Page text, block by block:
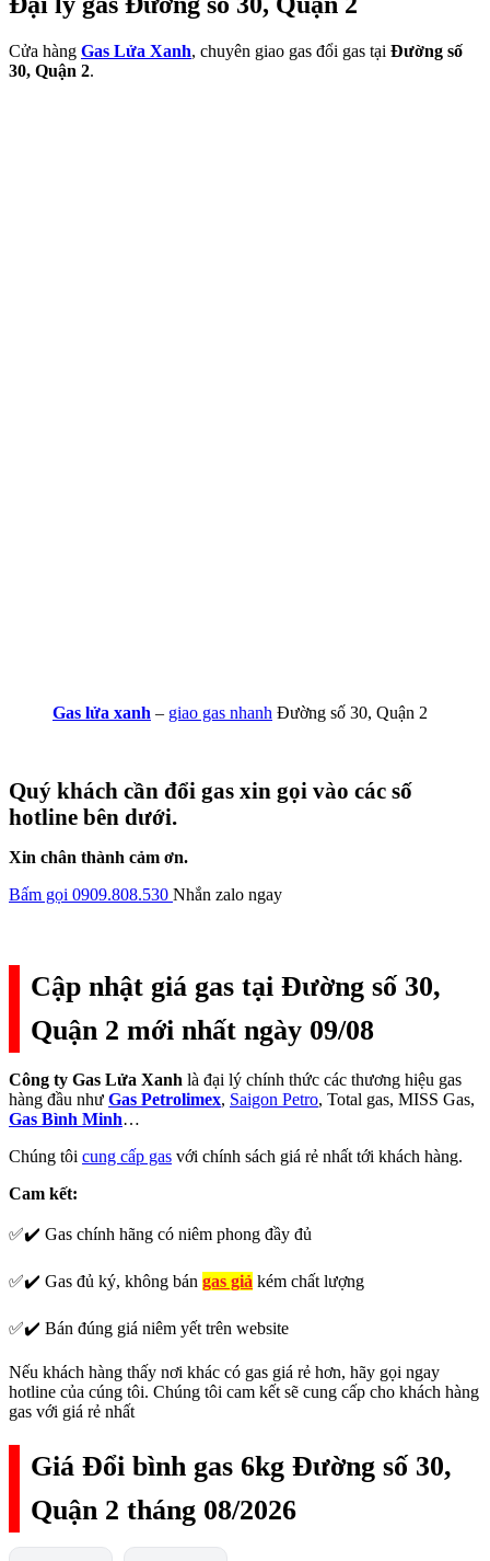
Cửa hàng Gas Lửa Xanh, chuyên giao gas đổi gas tại Đường số
30, Quận 2.
Gas lửa xanh – giao gas nhanh Đường số 30, Quận 2
Quý khách cần đổi gas xin gọi vào các số
hotline bên dưới.
Xin chân thành cảm ơn.
Bấm gọi 0909.808.530 Nhắn zalo ngay
Cập nhật giá gas tại Đường số 30,
Quận 2 mới nhất ngày 09/08
Công ty Gas Lửa Xanh là đại lý chính thức các thương hiệu gas
hàng đầu như Gas Petrolimex, Saigon Petro, Total gas, MISS Gas,
Gas Bình Minh…
Chúng tôi cung cấp gas với chính sách giá rẻ nhất tới khách hàng.
Cam kết:
✅✔️ Gas chính hãng có niêm phong đầy đủ
✅✔️ Gas đủ ký, không bán gas giả kém chất lượng
✅✔️ Bán đúng giá niêm yết trên website
Nếu khách hàng thấy nơi khác có gas giá rẻ hơn, hãy gọi ngay
hotline của cúng tôi. Chúng tôi cam kết sẽ cung cấp cho khách hàng
gas với giá rẻ nhất
Giá Đổi bình gas 6kg Đường số 30,
Quận 2 tháng 08/2026